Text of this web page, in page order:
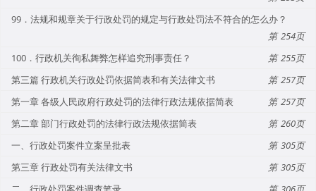
99．法规和规章关于行政处罚的规定与行政处罚法不符合的怎么办？
254
100．行政机关徇私舞弊怎样追究刑事责任？
255
第三篇 行政机关行政处罚依据简表和有关法律文书
257
第一章 各级人民政府行政处罚的法律行政法规依据简表
257
第二章 部门行政处罚的法律行政法规依据简表
260
一、行政处罚案件立案呈批表
305
第三章 行政处罚有关法律文书
305